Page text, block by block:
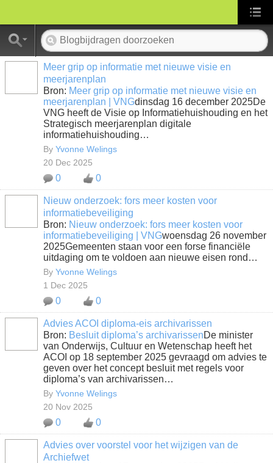
Meer grip op informatie met nieuwe visie en
meerjarenplan
Bron: Meer grip op informatie met nieuwe visie en
meerjarenplan | VNGdinsdag 16 december 2025De
VNG heeft de Visie op Informatiehuishouding en het
Strategisch meerjarenplan digitale
informatiehuishouding…
By Yvonne Welings
20 Dec 2025
0 0
Nieuw onderzoek: fors meer kosten voor
informatiebeveiliging
Bron: Nieuw onderzoek: fors meer kosten voor
informatiebeveiliging | VNGwoensdag 26 november
2025Gemeenten staan voor een forse financiële
uitdaging om te voldoen aan nieuwe eisen rond…
By Yvonne Welings
1 Dec 2025
0 0
Advies ACOI diploma-eis archivarissen
Bron: Besluit diploma’s archivarissenDe minister
van Onderwijs, Cultuur en Wetenschap heeft het
ACOI op 18 september 2025 gevraagd om advies te
geven over het concept besluit met regels voor
diploma’s van archivarissen…
By Yvonne Welings
20 Nov 2025
0 0
Advies over voorstel voor het wijzigen van de
Archiefwet